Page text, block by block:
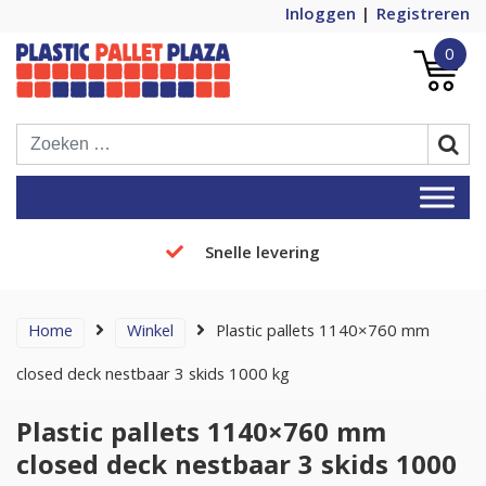
Inloggen
Registreren
Plastic Pallet Plaza
Plastic Pallets Plaza, de nummer 1 in
Europa!
0
Snelle levering
Home Winkel
Plastic pallets 1140×760 mm
closed deck nestbaar 3 skids 1000 kg
Plastic pallets 1140×760 mm
closed deck nestbaar 3 skids 1000